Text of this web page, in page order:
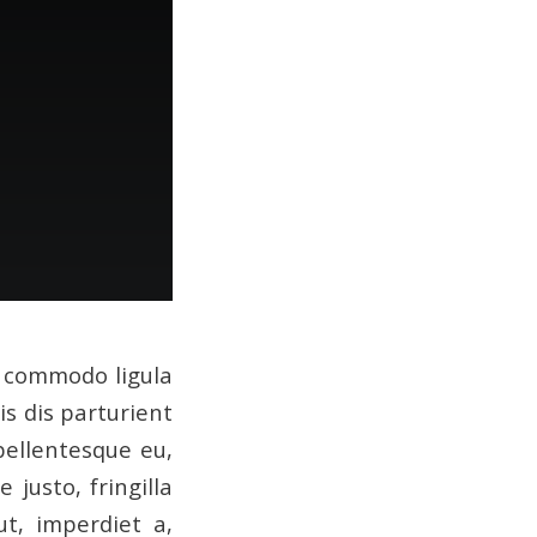
ligula
dis parturient
eu,
justo, fringilla
imperdiet a,